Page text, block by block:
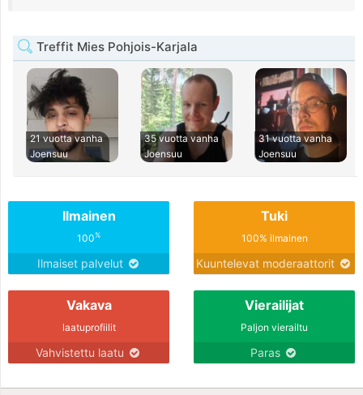
Treffit Mies Pohjois-Karjala
21 vuotta vanha
Joensuu
35 vuotta vanha
Joensuu
31 vuotta vanha
Joensuu
Ilmainen
100%
Ilmaiset palvelut
Tuki
100% ilmainen
Kuuntelevat moderaattorit
Vakava
laatuprofiilit
Vahvistettu laatu
Vierailijat
Paljon vierailtu
Paras